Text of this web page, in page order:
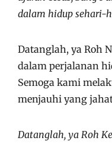
dalam hidup sehari-
Datanglah, ya Roh
dalam perjalanan
Semoga kami
menjauhi yang
Datanglah, ya Roh